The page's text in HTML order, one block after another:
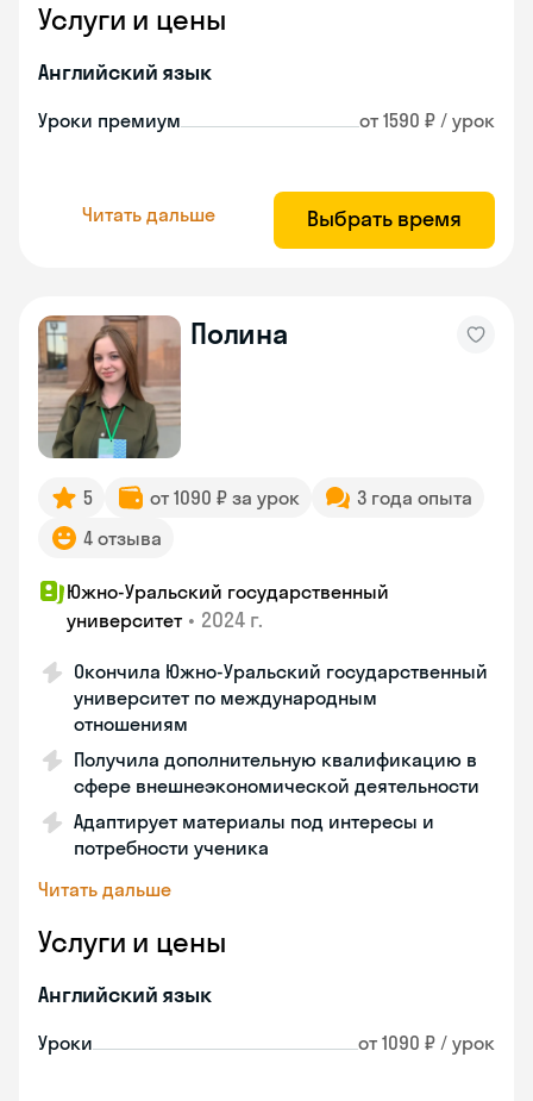
Услуги и цены
Английский язык
Уроки премиум от 1590 ₽ / урок
Читать дальше Выбрать время
Полина
5 от 1090 ₽ за урок
3 года опыта
4 отзыва
Южно-Уральский государственный
университет • 2024 г.
Окончила Южно-Уральский государственный
университет по международным
отношениям
Получила дополнительную квалификацию в
сфере внешнеэкономической деятельности
Адаптирует материалы под интересы и
потребности ученика
Читать дальше
Услуги и цены
Английский язык
Уроки от 1090 ₽ / урок